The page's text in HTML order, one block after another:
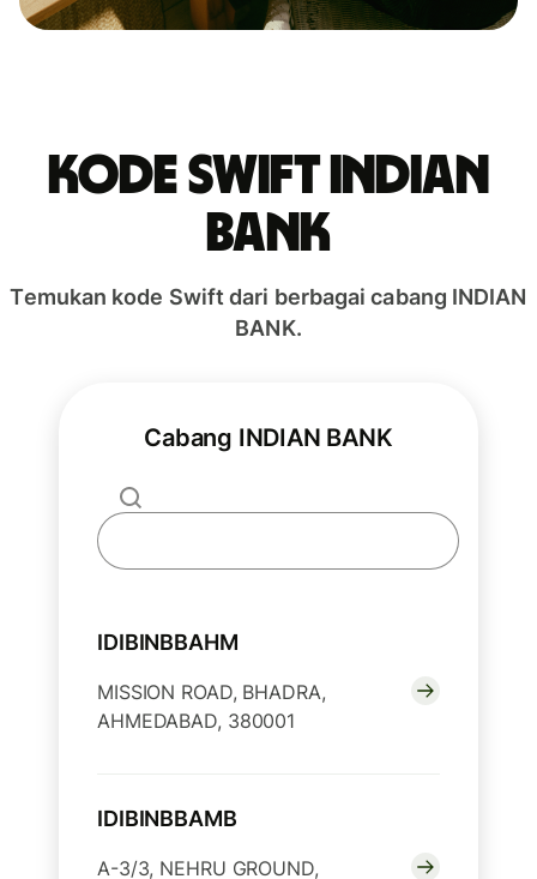
Kode Swift INDIAN
BANK
Temukan kode Swift dari berbagai cabang INDIAN
BANK.
Cabang INDIAN BANK
IDIBINBBAHM
MISSION ROAD, BHADRA,
AHMEDABAD, 380001
IDIBINBBAMB
A-3/3, NEHRU GROUND,